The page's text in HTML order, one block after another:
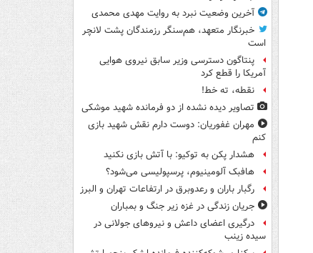
آخرین وضعیت نبرد به روایت مهدی محمدی
خبرنگار متعهد، هم‌سنگر رزمندگان پشت لانچر
است
پنتاگون دسترسی وزیر سابق نیروی هوایی
آمریکا را قطع کرد
نقطه، ته خط!
تصاویر دیده‌ نشده از دو فرمانده شهید موشکی
مهران غفوریان: دوست دارم نقش شهید بازی
کنم
هشدار پکن به توکیو: با آتش بازی نکنید
هافبک آلومینیوم، پرسپولیسی می‌شود؟
رگبار باران و رعدوبرق در ارتفاعات تهران و البرز
جریان زندگی در غزه زیر جنگ و بمباران
درگیری اعضای داعش و نیروهای جولانی در
سیده زینب